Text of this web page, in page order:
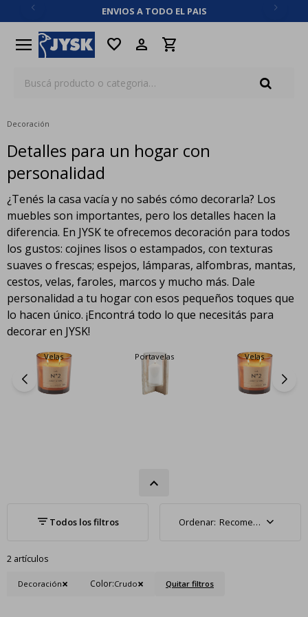
ENVIOS A TODO EL PAIS
menu favorite
Decoración
Detalles para un hogar con
personalidad
¿Tenés la casa vacía y no sabés cómo decorarla? Los
muebles son importantes, pero los detalles hacen la
diferencia. En JYSK te ofrecemos decoración para todos
los gustos: cojines lisos o estampados, con texturas
suaves o frescas; espejos, lámparas, alfombras, mantas,
cestos, velas, faroles, marcos y mucho más. Dale
personalidad a tu hogar con esos pequeños toques que
lo hacen único. ¡Encontrá todo lo que necesitás para
decorar en JYSK!
Velas Portavelas Velas
Recomendados
2 artículos
Decoración Color:Crudo Quitar filtros
close